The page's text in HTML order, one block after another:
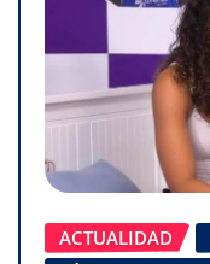
ACTUALIDAD